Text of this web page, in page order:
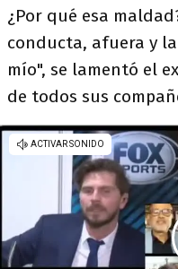
¿Por qué esa
conducta, afuera y
mío", se lamentó el
de todos sus